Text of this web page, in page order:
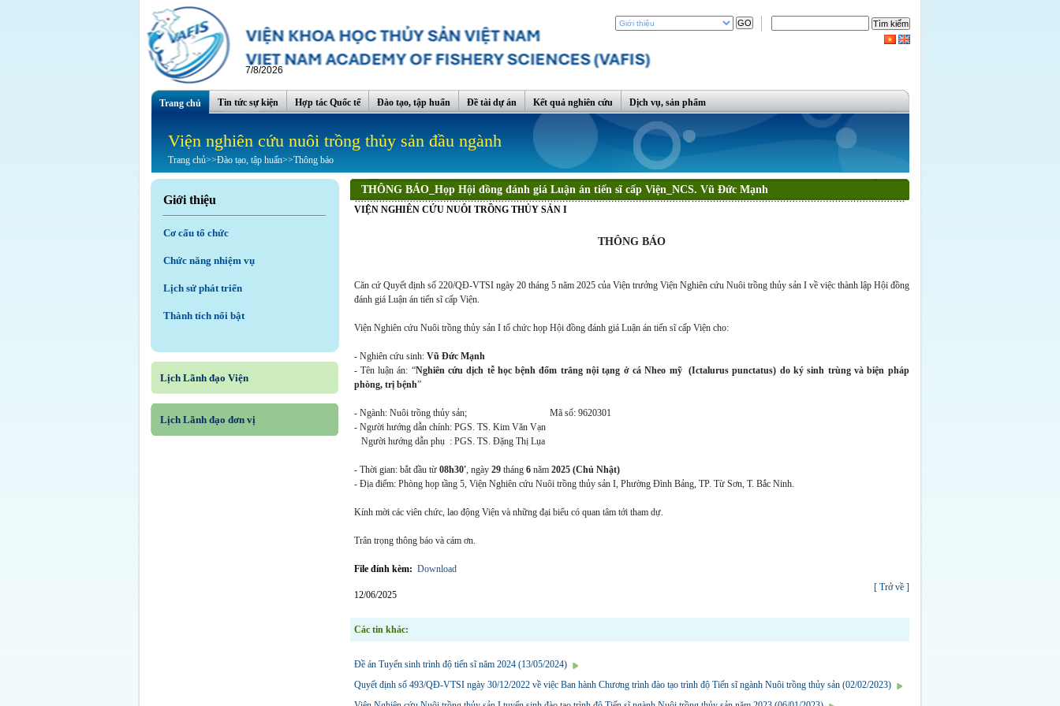
7/8/2026
Trang chủ Tin tức sự kiện Hợp tác Quốc tế Đào tạo, tập huấn Đề tài dự án Kết quả nghiên cứu Dịch vụ, sản phẩm
Viện nghiên cứu nuôi trồng thủy sản đầu ngành
Trang chủ>>Đào tạo, tập huấn>>Thông báo
Giới thiệu
Cơ cấu tổ chức
Chức năng nhiệm vụ
Lịch sử phát triển
Thành tích nổi bật
Lịch Lãnh đạo Viện
Lịch Lãnh đạo đơn vị
THÔNG BÁO_Họp Hội đồng đánh giá Luận án tiến sĩ cấp Viện_NCS. Vũ Đức Mạnh
VIỆN NGHIÊN CỨU NUÔI TRỒNG THỦY SẢN I
THÔNG BÁO
Căn cứ Quyết định số 220/QĐ-VTSI ngày 20 tháng 5 năm 2025 của Viện trưởng Viện Nghiên cứu Nuôi trồng thủy sản I về việc thành lập Hội đồng
đánh giá Luận án tiến sĩ cấp Viện.
Viện Nghiên cứu Nuôi trồng thủy sản I tổ chức họp Hội đồng đánh giá Luận án tiến sĩ cấp Viện cho:
- Nghiên cứu sinh: Vũ Đức Mạnh
- Tên luận án: “Nghiên cứu dịch tễ học bệnh đốm trắng nội tạng ở cá Nheo mỹ (Ictalurus punctatus) do ký sinh trùng và biện pháp
phòng, trị bệnh”
- Ngành: Nuôi trồng thủy sản; Mã số: 9620301
- Người hướng dẫn chính: PGS. TS. Kim Văn Vạn
Người hướng dẫn phụ : PGS. TS. Đặng Thị Lụa
- Thời gian: bắt đầu từ 08h30', ngày 29tháng 6năm 2025 (Chủ Nhật)
- Địa điểm: Phòng họp tầng 5, Viện Nghiên cứu Nuôi trồng thủy sản I, Phường Đình Bảng, TP. Từ Sơn, T. Bắc Ninh.
Kính mời các viên chức, lao động Viện và những đại biểu có quan tâm tới tham dự.
Trân trọng thông báo và cám ơn.
File đính kèm: Download
[ Trở về ]
12/06/2025
Các tin khác:
Đề án Tuyển sinh trình độ tiến sĩ năm 2024 (13/05/2024)
Quyết định số 493/QĐ-VTSI ngày 30/12/2022 về việc Ban hành Chương trình đào tạo trình độ Tiến sĩ ngành Nuôi trồng thủy sản (02/02/2023)